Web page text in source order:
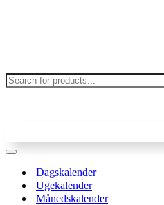
Products
search
Navigation
Dagskalender
Ugekalender
Månedskalender